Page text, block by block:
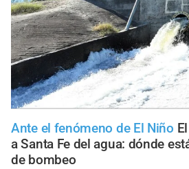
Ante el fenómeno de El Niño
a Santa Fe del agua: dónde
de bombeo